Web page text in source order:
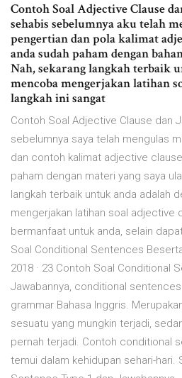
Contoh Soal Adjective Clause
sehabis sebelumnya aku telah
pengertian dan pola kalimat
anda sudah paham dengan
Nah, sekarang langkah terbaik
mencoba mengerjakan latihan
langkah ini sangat
Contoh Soal Adjective Clause dan
sebelumnya saya telah mengulas
dan contoh kalimat adjective
paham dengan materi yang saya
langkah terbaik untuk anda adalah
mengerjakan latihan soal adjective
bermanfaat untuk anda, selain
Soal Conditional Sentences
2018 · 23 Contoh Soal Conditional
Jawabannya, conditional
grammar Bahasa Inggris.
sesuatu yang mungkin terjadi,
pernah terjadi. Contoh conditional
temui dalam kehidupan sehari-hari.